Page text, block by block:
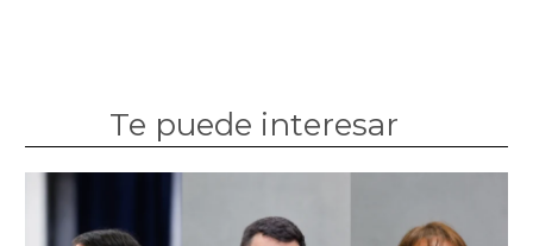
Te puede interesar